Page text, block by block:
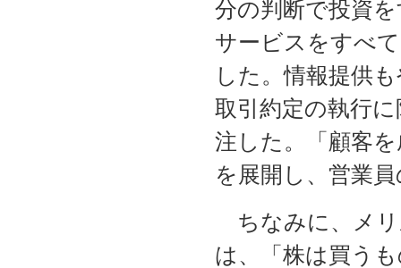
分の判断で投資
サービスをすべ
した。情報提供
取引約定の執行
注した。「顧客
を展開し、営業
ちなみに、メリ
は、「株は買う